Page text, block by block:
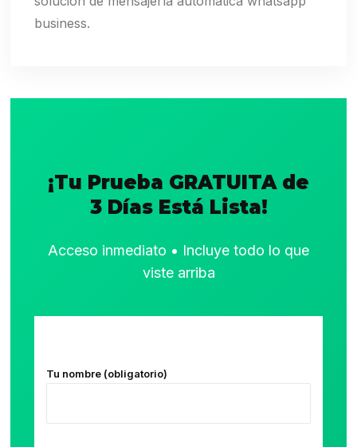
business.
¡Tu Prueba GRATUITA de
3 Días Está Lista!
Acceso inmediato • Incluye todo lo que
viste arriba
Tu nombre (obligatorio)